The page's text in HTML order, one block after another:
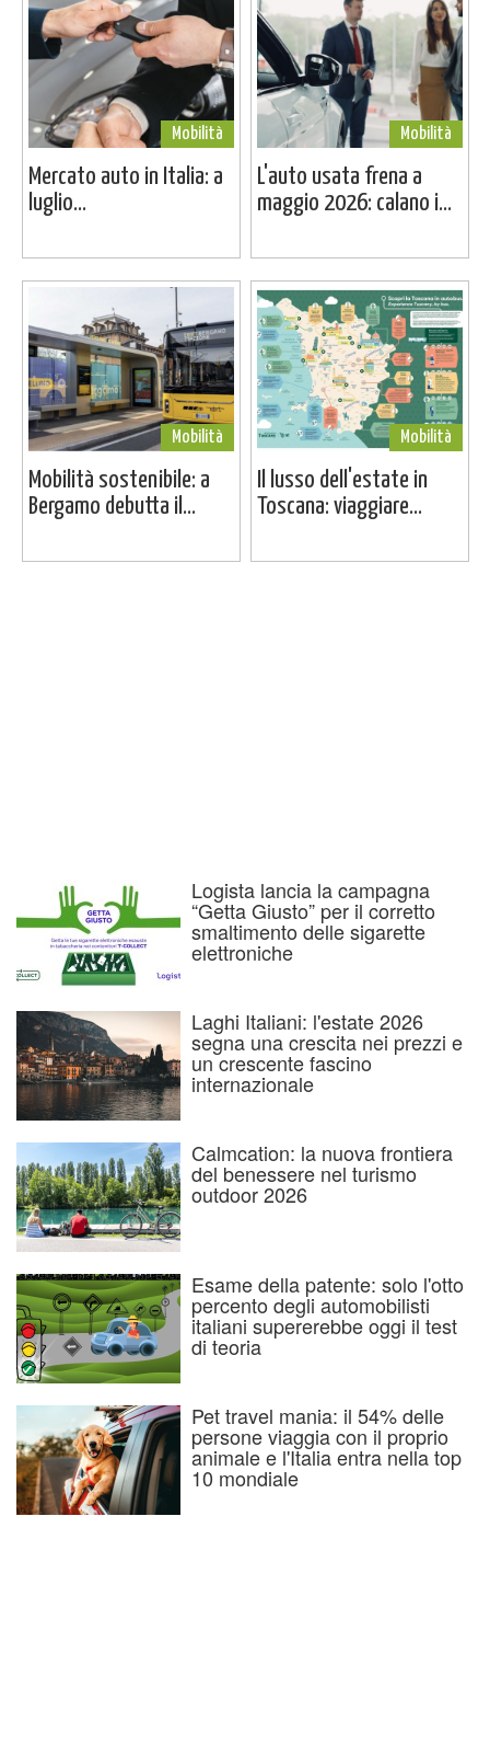
Mobilità
Mercato auto in Italia: a
luglio...
Mobilità
L'auto usata frena a
maggio 2026: calano i...
Mobilità
Mobilità sostenibile: a
Bergamo debutta il...
Mobilità
Il lusso dell'estate in
Toscana: viaggiare...
Logista lancia la campagna
“Getta Giusto” per il corretto
smaltimento delle sigarette
elettroniche
Laghi Italiani: l'estate 2026
segna una crescita nei prezzi e
un crescente fascino
internazionale
Calmcation: la nuova frontiera
del benessere nel turismo
outdoor 2026
Esame della patente: solo l'otto
percento degli automobilisti
italiani supererebbe oggi il test
di teoria
Pet travel mania: il 54% delle
persone viaggia con il proprio
animale e l'Italia entra nella top
10 mondiale